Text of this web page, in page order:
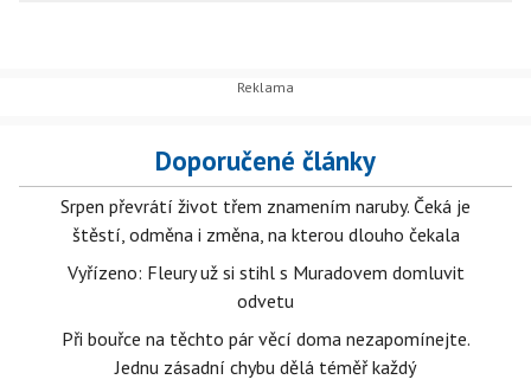
Doporučené články
Srpen převrátí život třem znamením naruby. Čeká je
štěstí, odměna i změna, na kterou dlouho čekala
Vyřízeno: Fleury už si stihl s Muradovem domluvit
odvetu
Při bouřce na těchto pár věcí doma nezapomínejte.
Jednu zásadní chybu dělá téměř každý